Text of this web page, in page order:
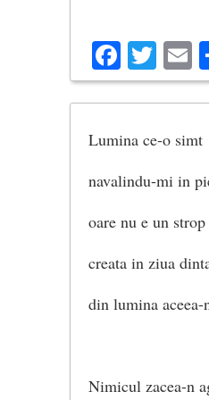
o sete de lume şi
Dar unde-a pierit
lumină de-atunci
Lumina ce-o simt
în piept când te
din lumina creată
Lumina ce-o simt
navalindu-mi in
oare nu e un
creata in ziua
din lumina aceea-
Nimicul zacea-n